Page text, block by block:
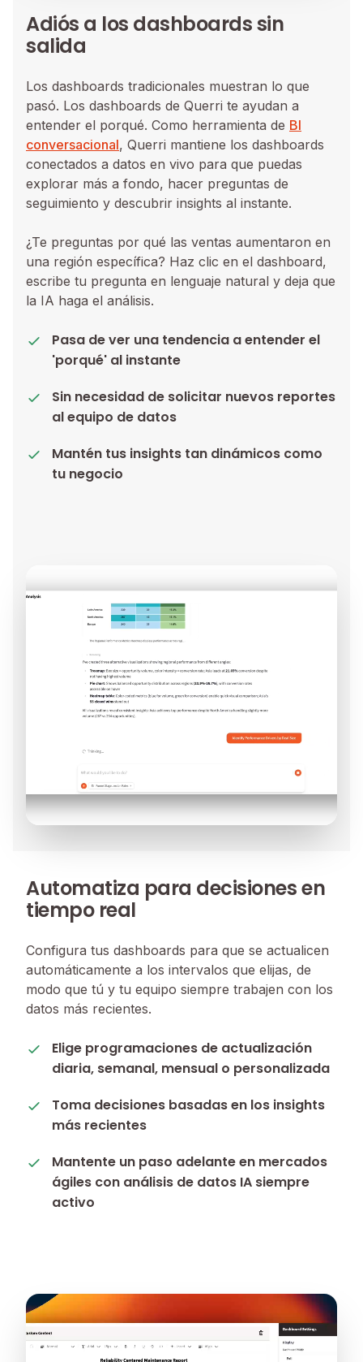
Adiós a los dashboards sin
salida
Los dashboards tradicionales muestran lo que
pasó. Los dashboards de Querri te ayudan a
entender el porqué. Como herramienta de BI
conversacional, Querri mantiene los dashboards
conectados a datos en vivo para que puedas
explorar más a fondo, hacer preguntas de
seguimiento y descubrir insights al instante.
¿Te preguntas por qué las ventas aumentaron en
una región específica? Haz clic en el dashboard,
escribe tu pregunta en lenguaje natural y deja que
la IA haga el análisis.
Pasa de ver una tendencia a entender el
'porqué' al instante
Sin necesidad de solicitar nuevos reportes
al equipo de datos
Mantén tus insights tan dinámicos como
tu negocio
Automatiza para decisiones en
tiempo real
Configura tus dashboards para que se actualicen
automáticamente a los intervalos que elijas, de
modo que tú y tu equipo siempre trabajen con los
datos más recientes.
Elige programaciones de actualización
diaria, semanal, mensual o personalizada
Toma decisiones basadas en los insights
más recientes
Mantente un paso adelante en mercados
ágiles con análisis de datos IA siempre
activo